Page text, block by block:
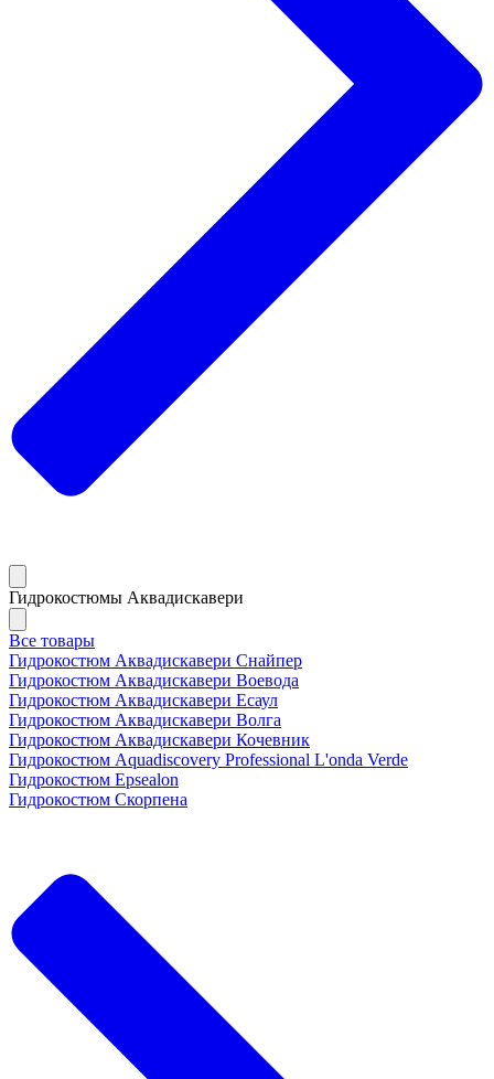
Гидрокостюмы Аквадискавери
Все товары
Гидрокостюм Аквадискавери Снайпер
Гидрокостюм Аквадискавери Воевода
Гидрокостюм Аквадискавери Есаул
Гидрокостюм Аквадискавери Волга
Гидрокостюм Аквадискавери Кочевник
Гидрокостюм Aquadiscovery Professional L'onda Verde
Гидрокостюм Epsealon
Гидрокостюм Скорпена